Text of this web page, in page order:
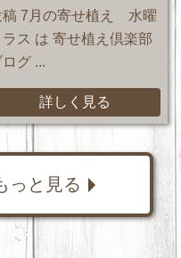
稿 7月の寄せ植え 水曜
ラス は 寄せ植え倶楽部
ログ ...
詳しく見る
っと見る